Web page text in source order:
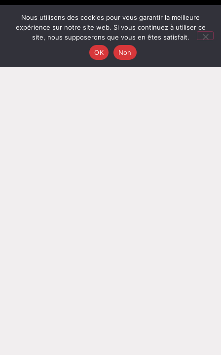
Nous utilisons des cookies pour vous garantir la meilleure
expérience sur notre site web. Si vous continuez à utiliser ce
site, nous supposerons que vous en êtes satisfait.
OK
Non